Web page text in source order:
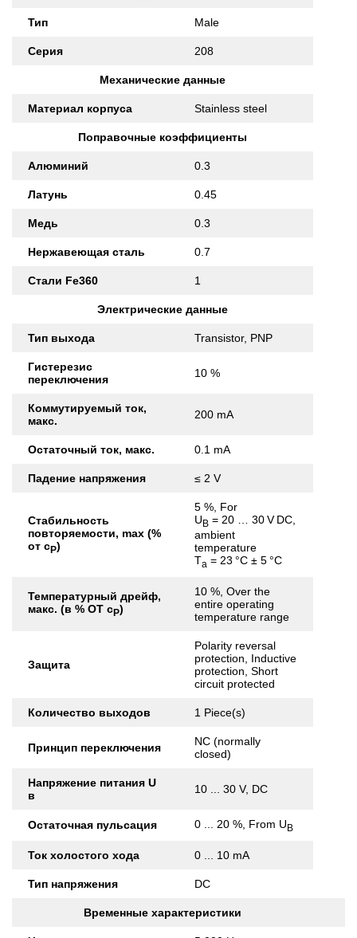
Тип Male
Серия 208
Механические данные
Материал корпуса Stainless steel
Поправочные коэффициенты
Алюминий 0.3
Латунь 0.45
Медь 0.3
Нержавеющая сталь 0.7
Стали Fe360 1
Электрические данные
Тип выхода Transistor, PNP
Гистерезис
переключения
10 %
Коммутируемый ток,
макс.
200 mA
Остаточный ток, макс. 0.1 mA
Падение напряжения ≤ 2 V
Стабильность
повторяемости, max (%
от сР)
5 %, For
UB = 20 … 30 V DC,
ambient
temperature
Ta = 23 °C ± 5 °C
Температурный дрейф,
макс. (в % ОТ сР)
10 %, Over the
entire operating
temperature range
Защита
Polarity reversal
protection, Inductive
protection, Short
circuit protected
Количество выходов 1 Piece(s)
Принцип переключения
NC (normally
closed)
Напряжение питания U
в
10 ... 30 V, DC
Остаточная пульсация 0 ... 20 %, From UB
Ток холостого хода 0 ... 10 mA
Тип напряжения DC
Временные характеристики